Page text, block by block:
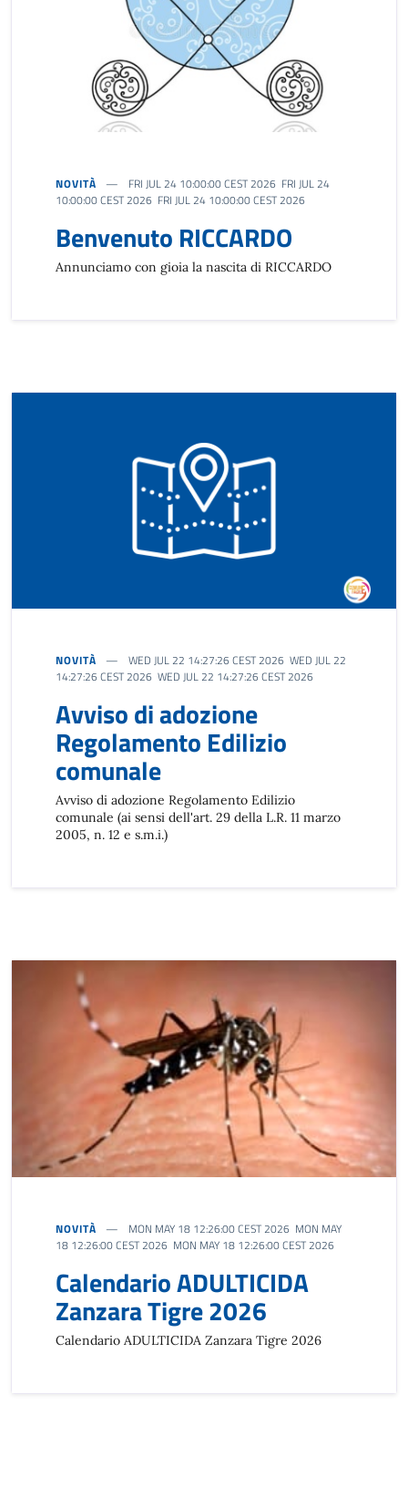
NOVITÀ
FRI JUL 24 10:00:00 CEST 2026 FRI JUL 24
10:00:00 CEST 2026 FRI JUL 24 10:00:00 CEST 2026
Benvenuto RICCARDO
Annunciamo con gioia la nascita di RICCARDO
NOVITÀ
WED JUL 22 14:27:26 CEST 2026 WED JUL 22
14:27:26 CEST 2026 WED JUL 22 14:27:26 CEST 2026
Avviso di adozione
Regolamento Edilizio
comunale
Avviso di adozione Regolamento Edilizio
comunale (ai sensi dell'art. 29 della L.R. 11 marzo
2005, n. 12 e s.m.i.)
NOVITÀ
MON MAY 18 12:26:00 CEST 2026 MON MAY
18 12:26:00 CEST 2026 MON MAY 18 12:26:00 CEST 2026
Calendario ADULTICIDA
Zanzara Tigre 2026
Calendario ADULTICIDA Zanzara Tigre 2026